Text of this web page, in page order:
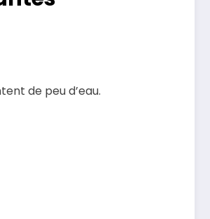
de peu d’eau.